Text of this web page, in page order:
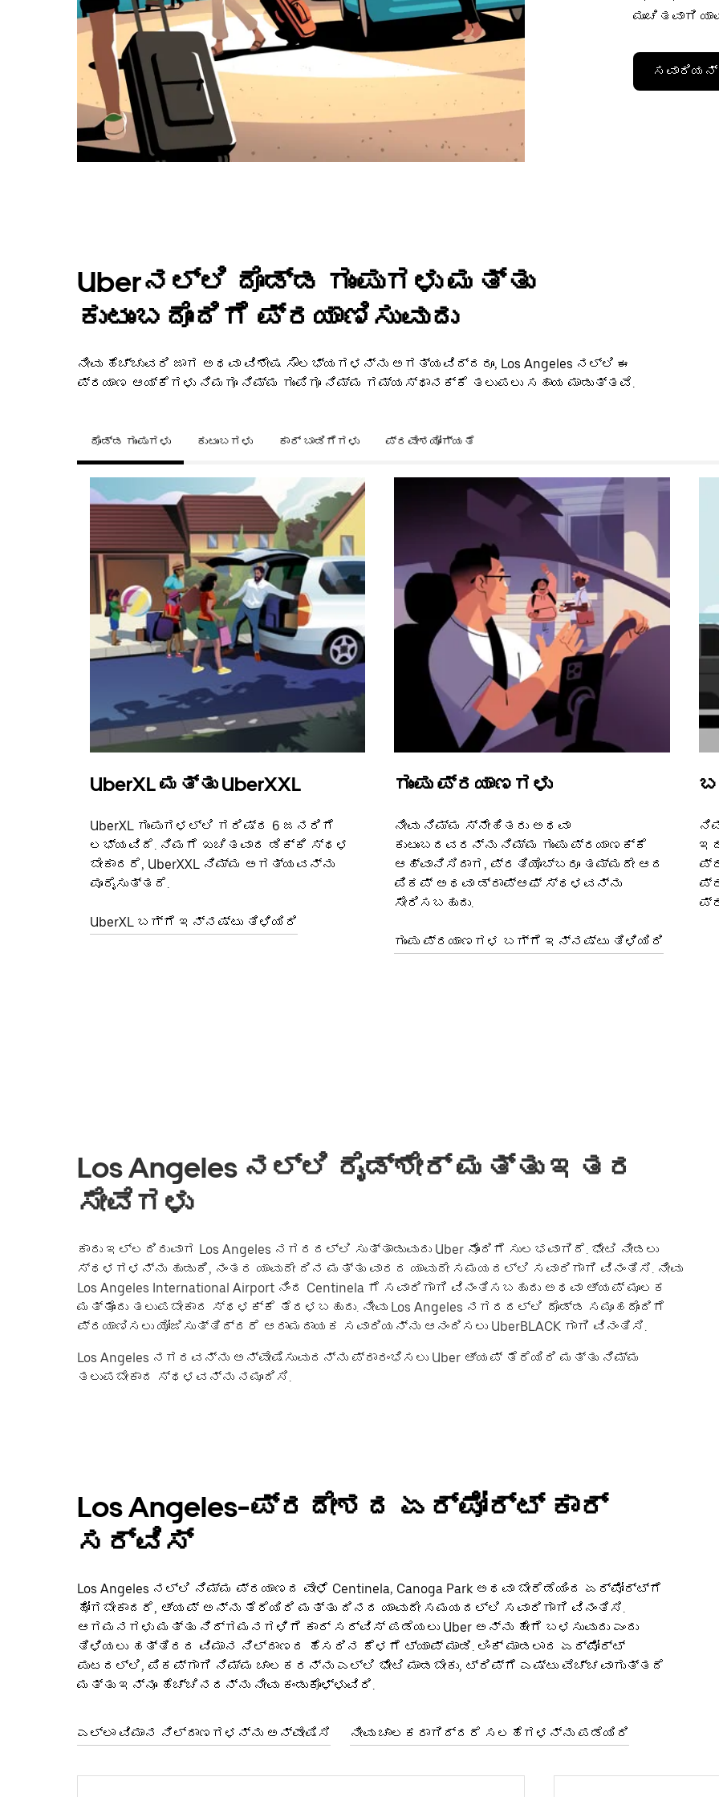
ಮುಂಚಿತವಾಗಿ
Uberನಲ್ಲಿ ದೊಡ್ಡ ಗುಂಪುಗಳು ಮತ್ತು
ಕುಟುಂಬದೊಂದಿಗೆ ಪ್ರಯಾಣಿಸುವುದು
ನೀವು ಹೆಚ್ಚುವರಿ ಜಾಗ ಅಥವಾ ವಿಶೇಷ ಸೌಲಭ್ಯಗಳನ್ನು ಅಗತ್ಯವಿದ್ದರೂ, Los Angeles ನಲ್ಲಿ ಈ
ಪ್ರಯಾಣ ಆಯ್ಕೆಗಳು ನಿಮಗೂ ನಿಮ್ಮ ಗುಂಪಿಗೂ ನಿಮ್ಮ ಗಮ್ಯಸ್ಥಾನಕ್ಕೆ ತಲುಪಲು ಸಹಾಯ ಮಾಡುತ್ತವೆ.
ದೊಡ್ಡ ಗುಂಪುಗಳು ಕುಟುಂಬಗಳು ಕಾರ್ ಬಾಡಿಗೆಗಳು ಪ್ರವೇಶಯೋಗ್ಯತೆ
UberXL ಮತ್ತು UberXXL
UberXL ಗುಂಪುಗಳಲ್ಲಿ ಗರಿಷ್ಠ 6 ಜನರಿಗೆ
ಲಭ್ಯವಿದೆ. ನಿಮಗೆ ಖಚಿತವಾದ ಡಿಕ್ಕಿ ಸ್ಥಳ
ಬೇಕಾದರೆ, UberXXL ನಿಮ್ಮ ಅಗತ್ಯವನ್ನು
ಪೂರೈಸುತ್ತದೆ.
UberXL ಬಗ್ಗೆ ಇನ್ನಷ್ಟು ತಿಳಿಯಿರಿ
ಗುಂಪು ಪ್ರಯಾಣಗಳು
ನೀವು ನಿಮ್ಮ ಸ್ನೇಹಿತರು ಅಥವಾ
ಕುಟುಂಬದವರನ್ನು ನಿಮ್ಮ ಗುಂಪು ಪ್ರಯಾಣಕ್ಕೆ
ಆಹ್ವಾನಿಸಿದಾಗ, ಪ್ರತಿಯೊಬ್ಬರೂ ತಮ್ಮದೇ ಆದ
ಪಿಕಪ್ ಅಥವಾ ಡ್ರಾಪ್‌ಆಫ್ ಸ್ಥಳವನ್ನು
ಸೇರಿಸಬಹುದು.
ಗುಂಪು ಪ್ರಯಾಣಗಳ ಬಗ್ಗೆ ಇನ್ನಷ್ಟು ತಿಳಿಯಿರಿ
Los Angeles ನಲ್ಲಿ ರೈಡ್‌ಶೇರ್ ಮತ್ತು ಇತರ
ಸೇವೆಗಳು
ಕಾರು ಇಲ್ಲದಿರುವಾಗ Los Angeles ನಗರದಲ್ಲಿ ಸುತ್ತಾಡುವುದು Uber ನೊಂದಿಗೆ ಸುಲಭವಾಗಿದೆ. ಭೇಟಿ ನೀಡಲು
ಸ್ಥಳಗಳನ್ನು ಹುಡುಕಿ, ನಂತರ ಯಾವುದೇ ದಿನ ಮತ್ತು ವಾರದ ಯಾವುದೇ ಸಮಯದಲ್ಲಿ ಸವಾರಿಗಾಗಿ ವಿನಂತಿಸಿ. ನೀವು
Los Angeles International Airport ನಿಂದ Centinela ಗೆ ಸವಾರಿಗಾಗಿ ವಿನಂತಿಸಬಹುದು ಅಥವಾ ಆ್ಯಪ್‌ ಮೂಲಕ
ಮತ್ತೊಂದು ತಲುಪಬೇಕಾದ ಸ್ಥಳಕ್ಕೆ ತೆರಳಬಹುದು. ನೀವು Los Angeles ನಗರದಲ್ಲಿ ದೊಡ್ಡ ಸಮೂಹದೊಂದಿಗೆ
ಪ್ರಯಾಣಿಸಲು ಯೋಜಿಸುತ್ತಿದ್ದರೆ ಆರಾಮದಾಯಕ ಸವಾರಿಯನ್ನು ಆನಂದಿಸಲು UberBLACK ಗಾಗಿ ವಿನಂತಿಸಿ.
Los Angeles ನಗರವನ್ನು ಅನ್ವೇಷಿಸುವುದನ್ನು ಪ್ರಾರಂಭಿಸಲು Uber ಆ್ಯಪ್ ತೆರೆಯಿರಿ ಮತ್ತು ನಿಮ್ಮ
ತಲುಪಬೇಕಾದ ಸ್ಥಳವನ್ನು ನಮೂದಿಸಿ.
Los Angeles-ಪ್ರದೇಶದ ಏರ್‌ಪೋರ್ಟ್‌ ಕಾರ್
ಸರ್ವಿಸ್
Los Angeles ನಲ್ಲಿ ನಿಮ್ಮ ಪ್ರಯಾಣದ ವೇಳೆ Centinela, Canoga Park ಅಥವಾ ಬೇರೆಡೆಯಿಂದ ಏರ್‌ಪೋರ್ಟ್‌ಗೆ
ಹೋಗಬೇಕಾದರೆ, ಆ್ಯಪ್‌ ಅನ್ನು ತೆರೆಯಿರಿ ಮತ್ತು ದಿನದ ಯಾವುದೇ ಸಮಯದಲ್ಲಿ ಸವಾರಿಗಾಗಿ ವಿನಂತಿಸಿ.
ಆಗಮನಗಳು ಮತ್ತು ನಿರ್ಗಮನಗಳಿಗೆ ಕಾರ್ ಸರ್ವಿಸ್ ಪಡೆಯಲು Uber ಅನ್ನು ಹೇಗೆ ಬಳಸುವುದು ಎಂದು
ತಿಳಿಯಲು ಹತ್ತಿರದ ವಿಮಾನ ನಿಲ್ದಾಣದ ಹೆಸರಿನ ಕೆಳಗೆ ಟ್ಯಾಪ್ ಮಾಡಿ. ಲಿಂಕ್ ಮಾಡಲಾದ ಏರ್‌ಪೋರ್ಟ್‌
ಪುಟದಲ್ಲಿ, ಪಿಕಪ್‌ಗಾಗಿ ನಿಮ್ಮ ಚಾಲಕರನ್ನು ಎಲ್ಲಿ ಭೇಟಿ ಮಾಡಬೇಕು, ಟ್ರಿಪ್‌ಗೆ ಎಷ್ಟು ವೆಚ್ಚವಾಗುತ್ತದೆ
ಮತ್ತು ಇನ್ನೂ ಹೆಚ್ಚಿನದನ್ನು ನೀವು ಕಂಡುಕೊಳ್ಳುವಿರಿ.
ಎಲ್ಲಾ ವಿಮಾನ ನಿಲ್ದಾಣಗಳನ್ನು ಅನ್ವೇಷಿಸಿ ನೀವು ಚಾಲಕರಾಗಿದ್ದರೆ ಸಲಹೆಗಳನ್ನು ಪಡೆಯಿರಿ